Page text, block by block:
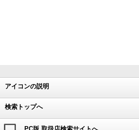
アイコンの説明
検索トップへ